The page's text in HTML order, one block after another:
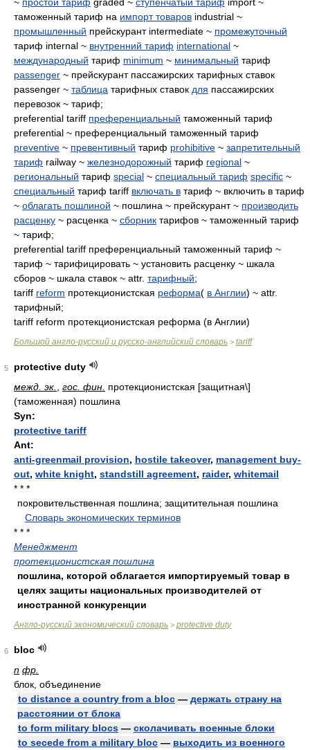
таможенный тариф на импорт товаров industrial ~
промышленный прейскурант intermediate ~ промежуточный
тариф internal ~ внутренний тариф international ~
международный тариф minimum ~ минимальный тариф
passenger ~ прейскурант пассажирских тарифных ставок
passenger ~ таблица тарифных ставок для пассажирских
перевозок ~ тариф;
preferential tariff преференциальный таможенный тариф
preferential ~ преференциальный таможенный тариф
preventive ~ превентивный тариф prohibitive ~ запретительный
тариф railway ~ железнодорожный тариф regional ~
региональный тариф special ~ специальный тариф specific ~
специальный тариф tariff включать в тариф ~ включить в тариф
~ облагать пошлиной ~ пошлина ~ прейскурант ~ производить
расценку ~ расценка ~ сборник тарифов ~ таможенный тариф
~ тариф;
preferential tariff преференциальный таможенный тариф ~
тариф ~ тарифицировать ~ установить расценку ~ шкала
сборов ~ шкала ставок ~ attr. тарифный;
tariff reform протекционистская реформа( в Англии) ~ attr.
тарифный;
tariff reform протекционистская реформа (в Англии)
Большой англо-русский и русско-английский словарь > tariff
5
protective duty
межд. эк.
гос. фин. протекционистская [защитная\]
(таможенная) пошлина
Syn:
protective tariff
Ant:
anti-greenmail provision, hostile takeover, management buy-
out, white knight, standstill agreement, raider, whitemail
* * *
покровительственная пошлина; защитительная пошлина
Словарь экономических терминов
* * *
Менеджмент
протекционистская пошлина
пошлина, которой облагается импортируемый товар в
целях защиты национальных производителей от
иностранной конкуренции
Англо-русский экономический словарь > protective duty
6
bloc
n фр.
блок, объединение
to distance a country from a bloc — держать страну на
расстоянии от блока
to form military blocs — сколачивать военные блоки
to secede from a military bloc — выходить из военного